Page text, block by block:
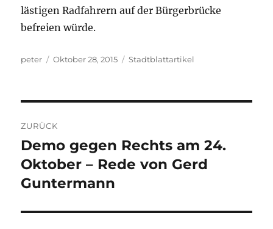
lästigen Radfahrern auf der Bürgerbrücke
befreien würde.
Autor
peter
Veröffentlicht
Oktober 28, 2015 Kategorien
Stadtblattartikel
ZURÜCK
Vorheriger
Beitrag:
Demo gegen Rechts am 24.
Oktober – Rede von Gerd
Guntermann